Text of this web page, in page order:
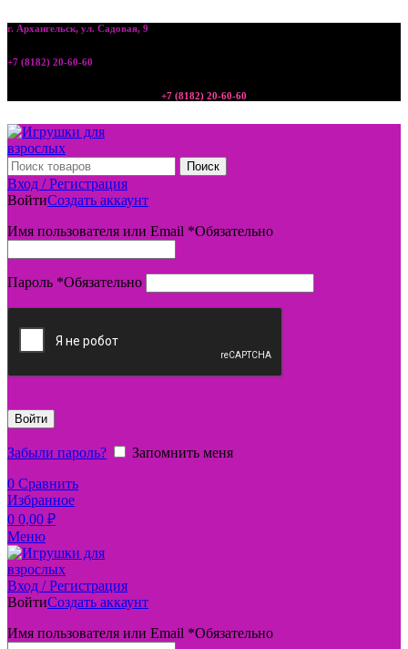
г. Архангельск, ул. Садовая, 9
+7 (8182) 20-60-60
+7 (8182) 20-60-60
Поиск
Вход / Регистрация
ВойтиСоздать аккаунт
Имя пользователя или Email *Обязательно
Пароль *Обязательно
Войти
Забыли пароль?
Запомнить меня
0 Сравнить
Избранное
0 0,00 ₽
Меню
Вход / Регистрация
ВойтиСоздать аккаунт
Имя пользователя или Email *Обязательно